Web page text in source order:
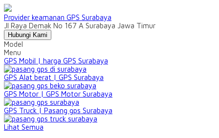
Provider keamanan GPS Surabaya
Jl Raya Demak No 167 A Surabaya Jawa Timur
Hubungi Kami
Model
Menu
GPS Mobil | harga GPS Surabaya
GPS Alat berat | GPS Surabaya
GPS Motor | GPS Motor Surabaya
GPS Truck | Pasang gps Surabaya
Lihat Semua